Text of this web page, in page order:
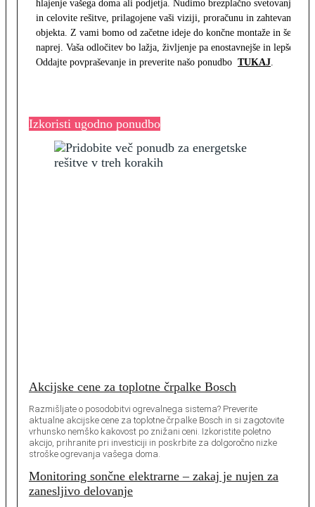
hlajenje vašega doma ali podjetja. Nudimo brezplačno svetovanje
in celovite rešitve, prilagojene vaši viziji, proračunu in zahtevam
objekta. Z vami bomo od začetne ideje do končne montaže in še
naprej. Vaša odločitev bo lažja, življenje pa enostavnejše in lepše.
Oddajte povpraševanje in preverite našo ponudbo TUKAJ.
Izkoristi ugodno ponudbo
Akcijske cene za toplotne črpalke Bosch
Razmišljate o posodobitvi ogrevalnega sistema? Preverite
aktualne akcijske cene za toplotne črpalke Bosch in si zagotovite
vrhunsko nemško kakovost po znižani ceni. Izkoristite poletno
akcijo, prihranite pri investiciji in poskrbite za dolgoročno nizke
stroške ogrevanja vašega doma.
Monitoring sončne elektrarne – zakaj je nujen za
zanesljivo delovanje